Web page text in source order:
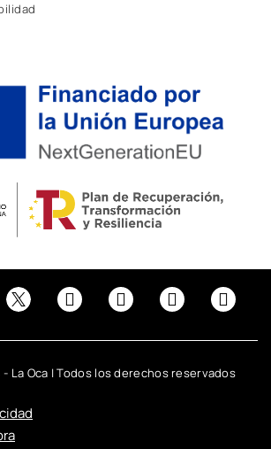
La Oca | Todos los derechos reservados